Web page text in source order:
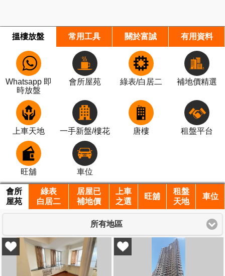
搵樓放盤 常用工具 關於富誠 有用資料
Whatsapp 即
時放盤
會所屋苑 綠表/白居二 補地價精選
上車天地 一手新盤/樓花 唐樓 租盤平台
旺舖 車位
會所
屋苑
綠表
白居二
居屋已
補地價
上車
之選
旺舖
租盤
天地
車位